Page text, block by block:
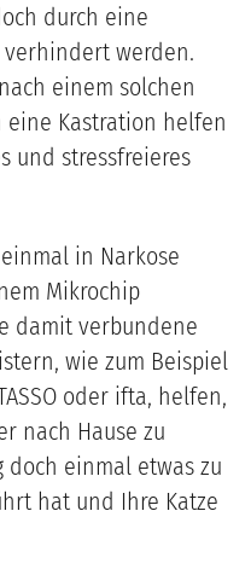
durch eine
werden.
einem solchen
eine Kastration helfen
und stressfreieres
in Narkose
Mikrochip
damit verbundene
wie zum Beispiel
oder ifta, helfen,
nach Hause zu
einmal etwas zu
hat und Ihre Katze